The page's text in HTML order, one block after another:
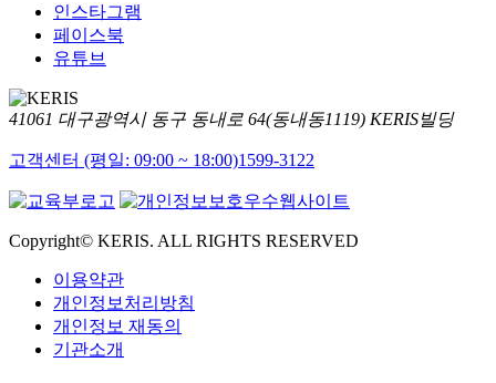
인스타그램
페이스북
유튜브
41061 대구광역시 동구 동내로 64(동내동1119) KERIS빌딩
고객센터 (평일: 09:00 ~ 18:00)1599-3122
Copyright© KERIS. ALL RIGHTS RESERVED
이용약관
개인정보처리방침
개인정보 재동의
기관소개